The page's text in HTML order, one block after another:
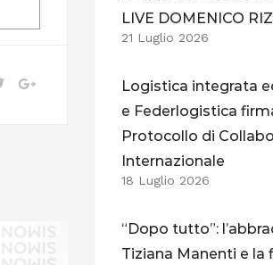
LIVE DOMENICO
21 Luglio 2026
Logistica integrata
e Federlogistica
Protocollo di
Internazionale
18 Luglio 2026
“Dopo tutto”:
Tiziana Manenti e la